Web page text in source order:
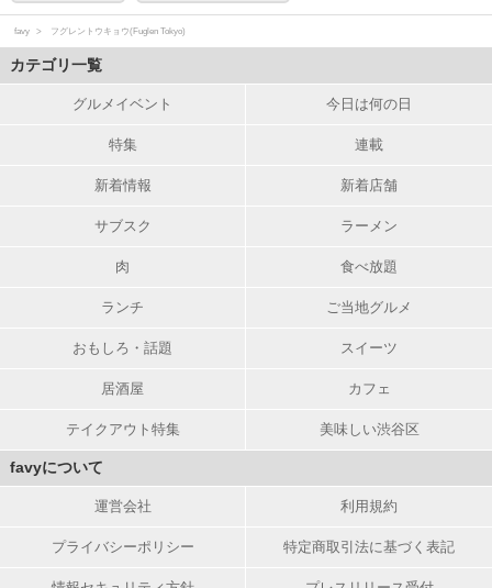
favy フグレントウキョウ(Fuglen Tokyo)
カテゴリ一覧
グルメイベント 今日は何の日
特集 連載
新着情報 新着店舗
サブスク ラーメン
肉 食べ放題
ランチ ご当地グルメ
おもしろ・話題 スイーツ
居酒屋 カフェ
テイクアウト特集 美味しい渋谷区
favyについて
運営会社 利用規約
プライバシーポリシー 特定商取引法に基づく表記